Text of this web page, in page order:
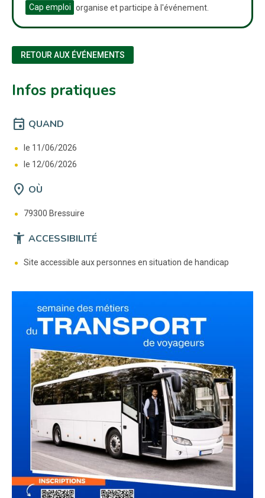
Cap emploi organise et participe à l'événement.
RETOUR AUX ÉVÉNEMENTS
Infos pratiques
event QUAND
le 11/06/2026
le 12/06/2026
location_on OÙ
79300 Bressuire
accessibility_new ACCESSIBILITÉ
Site accessible aux personnes en situation de handicap